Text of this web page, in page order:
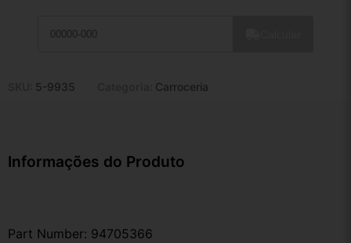
5-9935 Carroceria
Informações do Produto
Part Number: 94705366